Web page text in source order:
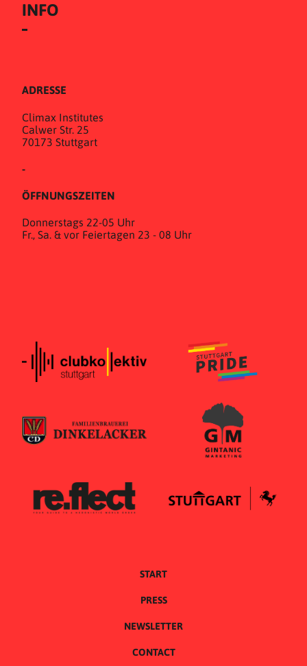
INFO
ADRESSE
Climax Institutes
Calwer Str. 25
70173 Stuttgart
-
ÖFFNUNGSZEITEN
Donnerstags 22-05 Uhr
Fr., Sa. & vor Feiertagen 23 - 08 Uhr
START
PRESS
NEWSLETTER
CONTACT